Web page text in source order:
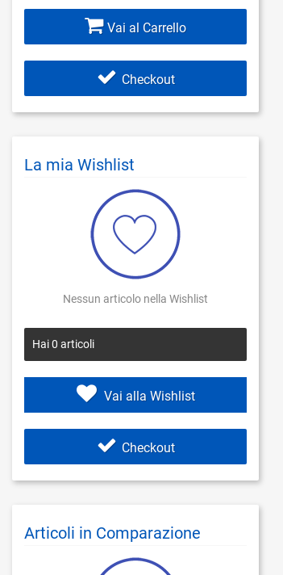
Vai al Carrello
Checkout
La mia Wishlist
Nessun articolo nella Wishlist
Hai0 articoli
Vai alla Wishlist
Checkout
Articoli in Comparazione